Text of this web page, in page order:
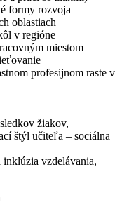
formy rozvoja
oblastiach
v regióne
miestom
profesijnom raste v
žiakov,
štýl učiteľa – sociálna
inklúzia vzdelávania,